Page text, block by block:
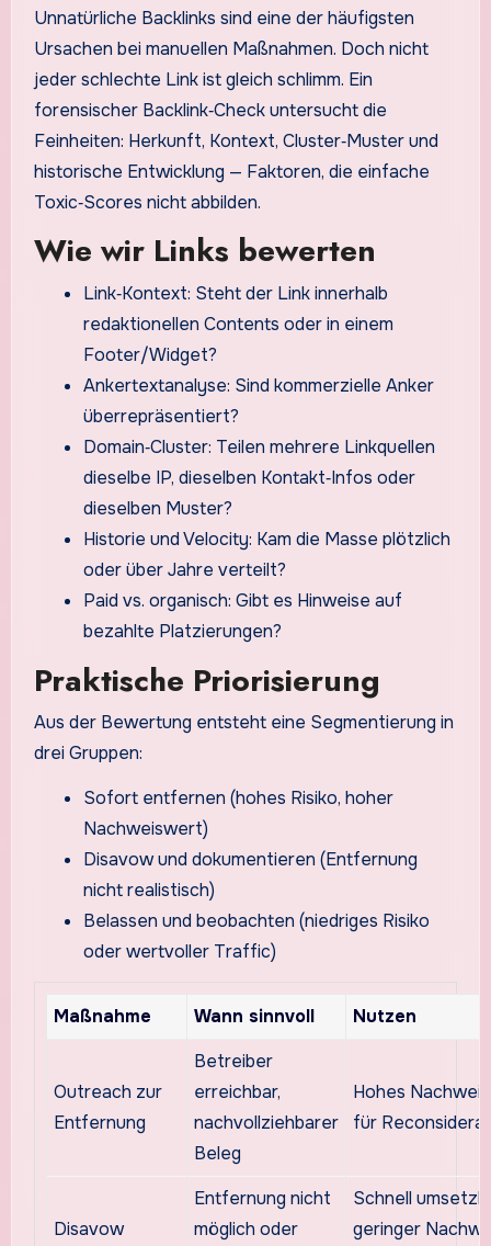
Unnatürliche Backlinks sind eine der häufigsten
Ursachen bei manuellen Maßnahmen. Doch nicht
jeder schlechte Link ist gleich schlimm. Ein
forensischer Backlink‑Check untersucht die
Feinheiten: Herkunft, Kontext, Cluster‑Muster und
historische Entwicklung — Faktoren, die einfache
Toxic‑Scores nicht abbilden.
Wie wir Links bewerten
Link‑Kontext: Steht der Link innerhalb
redaktionellen Contents oder in einem
Footer/Widget?
Ankertextanalyse: Sind kommerzielle Anker
überrepräsentiert?
Domain‑Cluster: Teilen mehrere Linkquellen
dieselbe IP, dieselben Kontakt‑Infos oder
dieselben Muster?
Historie und Velocity: Kam die Masse plötzlich
oder über Jahre verteilt?
Paid vs. organisch: Gibt es Hinweise auf
bezahlte Platzierungen?
Praktische Priorisierung
Aus der Bewertung entsteht eine Segmentierung in
drei Gruppen:
Sofort entfernen (hohes Risiko, hoher
Nachweiswert)
Disavow und dokumentieren (Entfernung
nicht realistisch)
Belassen und beobachten (niedriges Risiko
oder wertvoller Traffic)
Maßnahme Wann sinnvoll Nutzen
Outreach zur
Entfernung
Betreiber
erreichbar,
nachvollziehbarer
Beleg
Hohes
für
Disavow
Entfernung nicht
möglich oder
Schnell
geringer